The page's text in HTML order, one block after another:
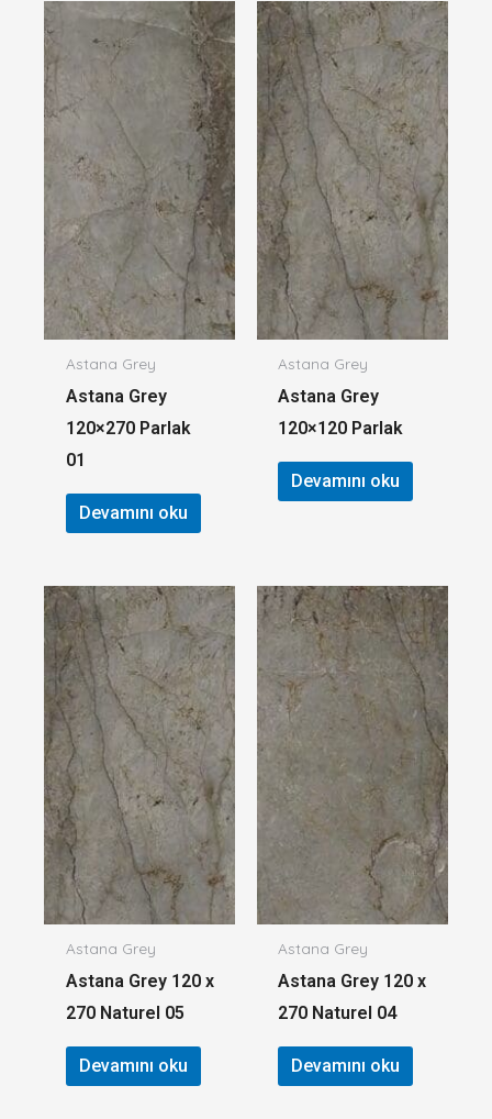
Astana Grey
Astana Grey
120×270 Parlak
01
Devamını oku
Astana Grey
Astana Grey
120×120 Parlak
Devamını oku
Astana Grey
Astana Grey 120 x
270 Naturel 05
Devamını oku
Astana Grey
Astana Grey 120 x
270 Naturel 04
Devamını oku